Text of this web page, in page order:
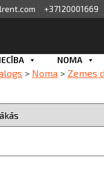
+37120001669
NOMA
> Noma > Zemes